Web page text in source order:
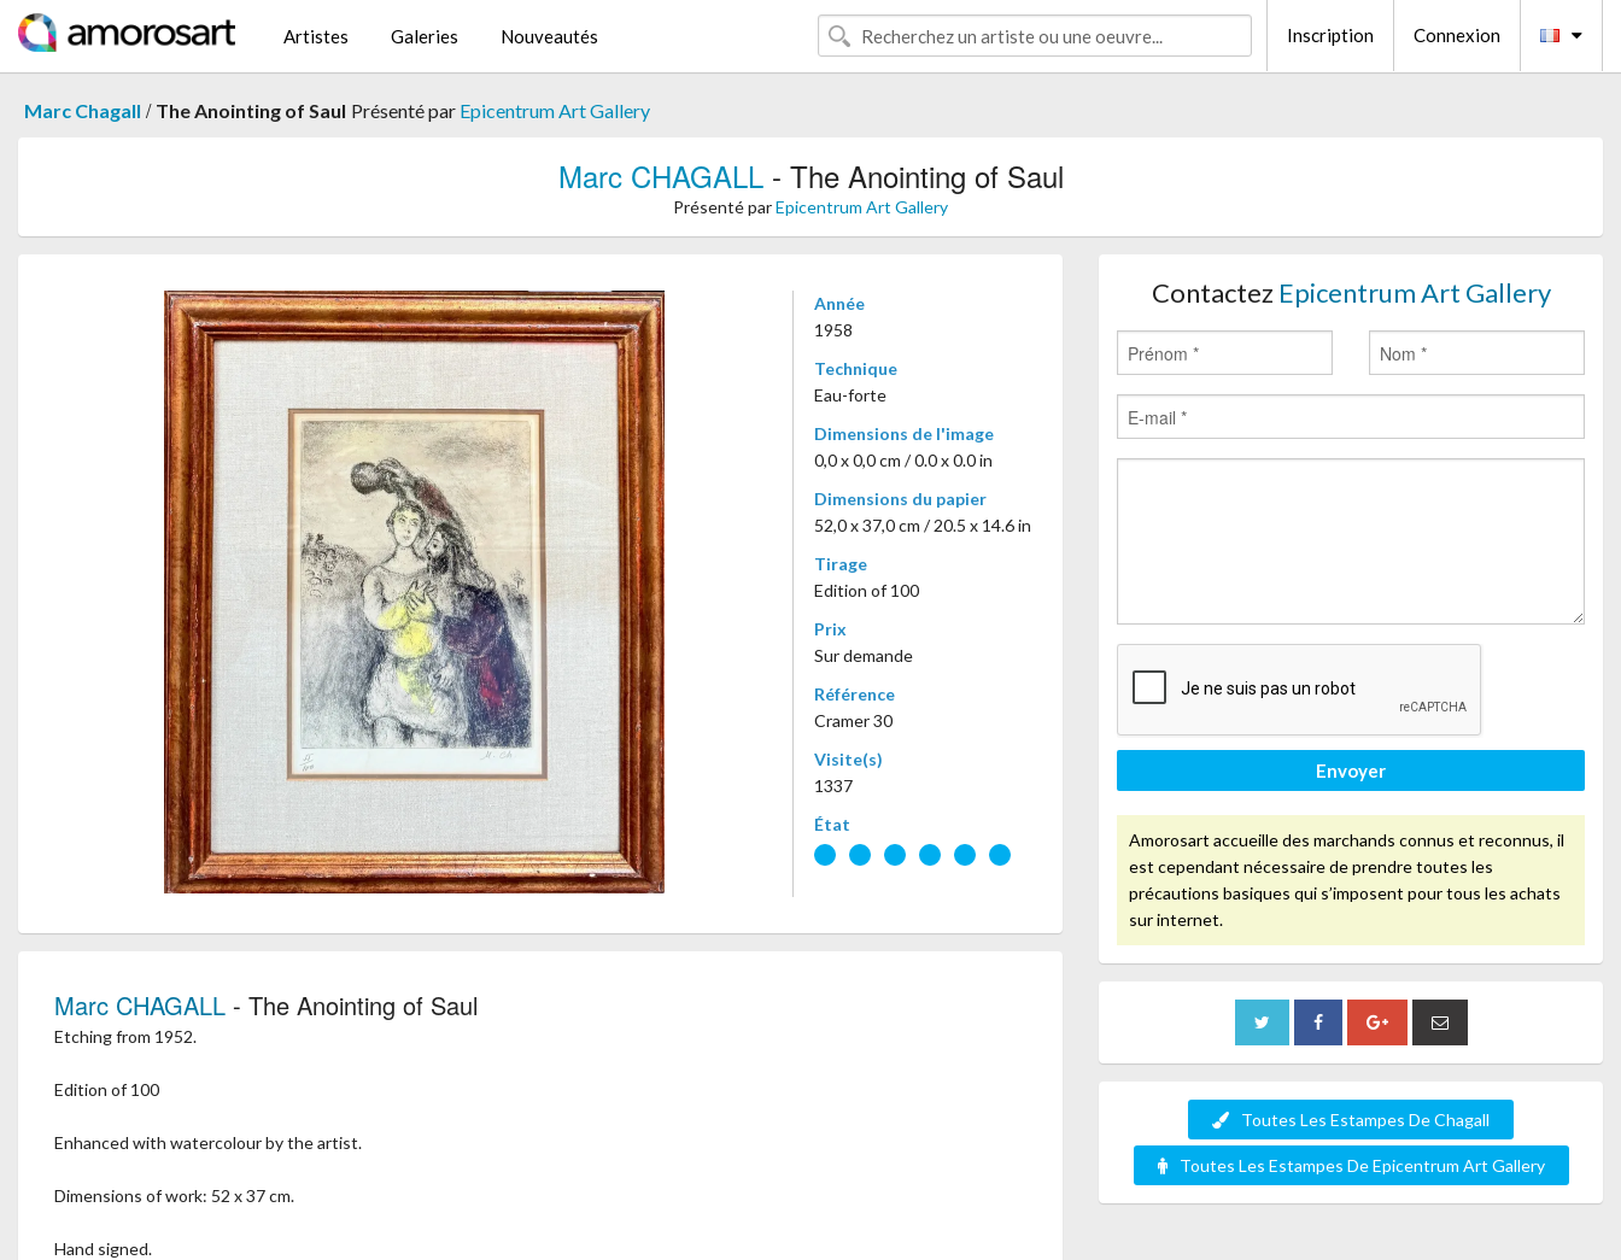
Artistes Galeries Nouveautés Inscription Connexion
Marc Chagall / The Anointing of Saul Présenté par Epicentrum Art Gallery
Marc CHAGALL- The Anointing of Saul
Présenté parEpicentrum Art Gallery
Année
1958
Technique
Eau-forte
Dimensions de l'image
0,0 x 0,0 cm / 0.0 x 0.0 in
Dimensions du papier
52,0 x 37,0 cm / 20.5 x 14.6 in
Tirage
Edition of 100
Prix
Sur demande
Référence
Cramer 30
Visite(s)
1337
État
Marc CHAGALL - The Anointing of Saul
Etching from 1952.
Edition of 100
Enhanced with watercolour by the artist.
Dimensions of work: 52 x 37 cm.
Hand signed.
Contactez Epicentrum Art Gallery
Envoyer
Amorosart accueille des marchands connus et reconnus, il
est cependant nécessaire de prendre toutes les
précautions basiques qui s’imposent pour tous les achats
sur internet.
Toutes Les Estampes De Chagall
Toutes Les Estampes De Epicentrum Art Gallery